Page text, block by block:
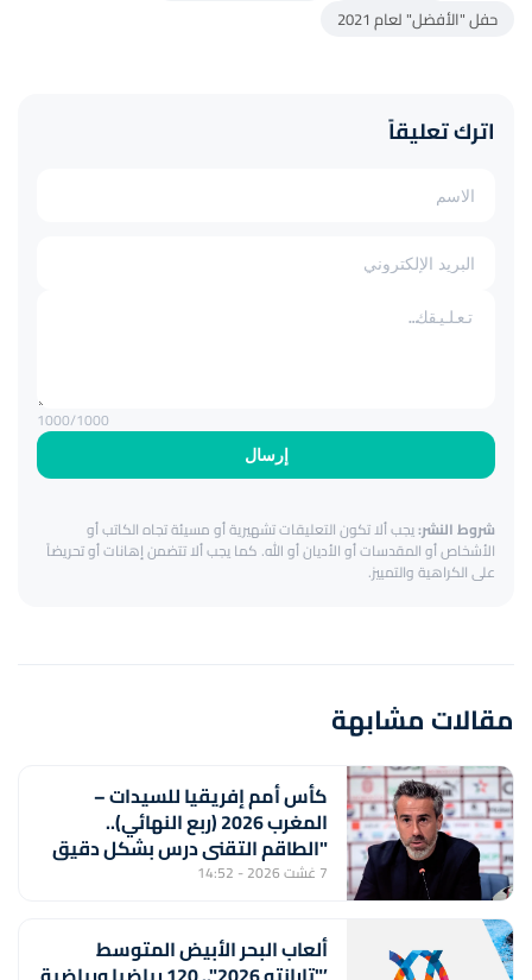
حفل "الأفضل" لعام 2021
اترك تعليقاً
إرسال
1000/1000
شروط النشر:يجب ألا تكون التعليقات تشهيرية أو مسيئة تجاه الكاتب أو
الأشخاص أو المقدسات أو الأديان أو الله. كما يجب ألا تتضمن إهانات أو تحريضاً
على الكراهية والتمييز.
مقالات مشابهة
كأس أمم إفريقيا للسيدات –
المغرب 2026 (ربع النهائي)..
"الطاقم التقني درس بشكل دقيق
منتخب جنوب إفريقيا لتحقيق
7 غشت 2026 - 14:52
ألعاب البحر الأبيض المتوسط